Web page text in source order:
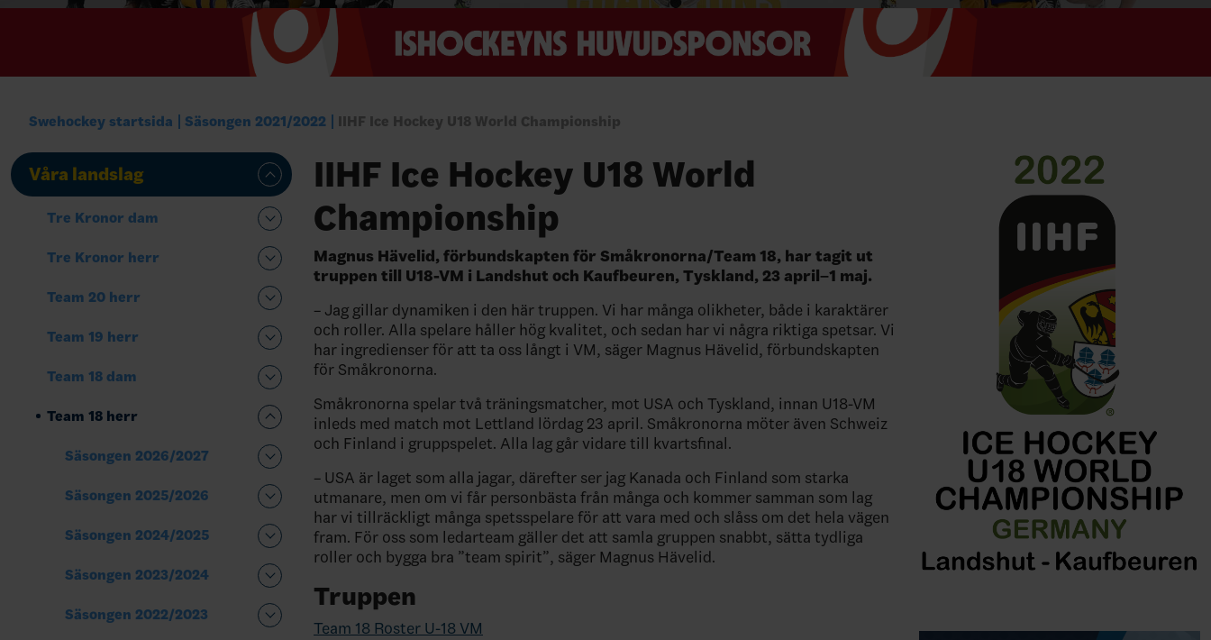
Swehockey startsida Säsongen 2021/2022 IIHF Ice Hockey U18 World Championship
Våra landslag
Tre Kronor dam
Tre Kronor herr
Team 20 herr
Team 19 herr
Team 18 dam
Team 18 herr
Säsongen 2026/2027
Säsongen 2025/2026
Säsongen 2024/2025
Säsongen 2023/2024
Säsongen 2022/2023
IIHF Ice Hockey U18 World
Championship
Magnus Hävelid, förbundskapten för Småkronorna/Team 18, har tagit ut
truppen till U18-VM i Landshut och Kaufbeuren, Tyskland, 23 april–1 maj.
– Jag gillar dynamiken i den här truppen. Vi har många olikheter, både i karaktärer
och roller. Alla spelare håller hög kvalitet, och sedan har vi några riktiga spetsar. Vi
har ingredienser för att ta oss långt i VM, säger Magnus Hävelid, förbundskapten
för Småkronorna.
Småkronorna spelar två träningsmatcher, mot USA och Tyskland, innan U18-VM
inleds med match mot Lettland lördag 23 april. Småkronorna möter även Schweiz
och Finland i gruppspelet. Alla lag går vidare till kvartsfinal.
– USA är laget som alla jagar, därefter ser jag Kanada och Finland som starka
utmanare, men om vi får personbästa från många och kommer samman som lag
har vi tillräckligt många spetsspelare för att vara med och slåss om det hela vägen
fram. För oss som ledarteam gäller det att samla gruppen snabbt, sätta tydliga
roller och bygga bra ”team spirit”, säger Magnus Hävelid.
Truppen
Team 18 Roster U-18 VM